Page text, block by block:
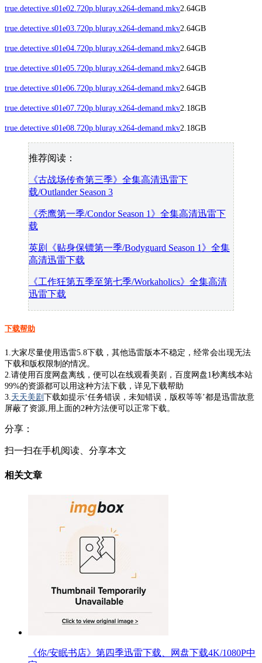
true.detective.s01e02.720p.bluray.x264-demand.mkv2.64GB
true.detective.s01e03.720p.bluray.x264-demand.mkv2.64GB
true.detective.s01e04.720p.bluray.x264-demand.mkv2.64GB
true.detective.s01e05.720p.bluray.x264-demand.mkv2.64GB
true.detective.s01e06.720p.bluray.x264-demand.mkv2.64GB
true.detective.s01e07.720p.bluray.x264-demand.mkv2.18GB
true.detective.s01e08.720p.bluray.x264-demand.mkv2.18GB
推荐阅读：
《古战场传奇第三季》全集高清迅雷下
载/Outlander Season 3
《秃鹰第一季/Condor Season 1》全集高清迅雷下
载
英剧《贴身保镖第一季/Bodyguard Season 1》全集
高清迅雷下载
《工作狂第五季至第七季/Workaholics》全集高清
迅雷下载
下载帮助
1.大家尽量使用迅雷5.8下载，其他迅雷版本不稳定，经常会出现无法
下载和版权限制的情况。
2.请使用百度网盘离线，便可以在线观看美剧，百度网盘1秒离线本站
99%的资源都可以用这种方法下载，详见下载帮助
3.天天美剧 下载如提示‘任务错误，未知错误，版权等等’都是迅雷故意
屏蔽了资源,用上面的2种方法便可以正常下载。
分享：
扫一扫在手机阅读、分享本文
相关文章
《你/安眠书店》第四季迅雷下载、网盘下载4K/1080P中